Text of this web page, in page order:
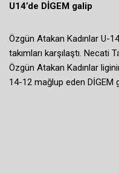
U14’de DİGEM galip
Özgün Atakan Kadınlar U-
takımları karşılaştı. Necati
Özgün Atakan Kadınlar
14-12 mağlup eden DİGEM